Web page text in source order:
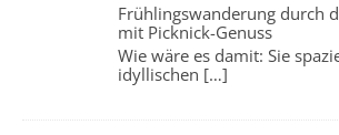
Frühlingswanderung durch
mit Picknick-Genuss
Wie wäre es damit: Sie
idyllischen […]